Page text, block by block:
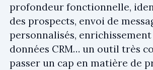
profondeur fonctionnelle,
des prospects, envoi de
personnalisés, enrichissement
données CRM… un outil très
passer un cap en matière de